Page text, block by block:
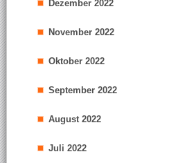
Dezember 2022
November 2022
Oktober 2022
September 2022
August 2022
Juli 2022